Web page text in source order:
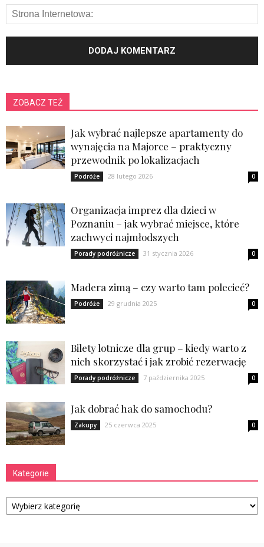
ZOBACZ TEŻ
Jak wybrać najlepsze apartamenty do
wynajęcia na Majorce – praktyczny
przewodnik po lokalizacjach
Podróże 28 lutego 2026 0
Organizacja imprez dla dzieci w
Poznaniu – jak wybrać miejsce, które
zachwyci najmłodszych
Porady podróżnicze 31 stycznia 2026 0
Madera zimą – czy warto tam polecieć?
Podróże 29 grudnia 2025 0
Bilety lotnicze dla grup – kiedy warto z
nich skorzystać i jak zrobić rezerwację
Porady podróżnicze 7 października 2025 0
Jak dobrać hak do samochodu?
Zakupy 25 czerwca 2025 0
Kategorie
Kategorie